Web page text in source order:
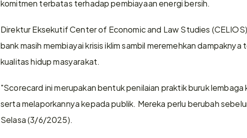
komitmen terbatas terhadap pembiayaan energi bersih.
Direktur Eksekutif Center of Economic and Law Studies
bank masih membiayai krisis iklim sambil meremehkan
kualitas hidup masyarakat.
"Scorecard ini merupakan bentuk penilaian praktik buruk
serta melaporkannya kepada publik. Mereka perlu berubah
Selasa (3/6/2025).